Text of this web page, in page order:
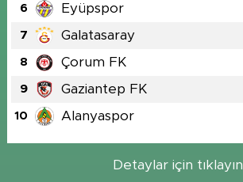
6 Eyüpspor
7 Galatasaray
8 Çorum FK
9 Gaziantep FK
10 Alanyaspor
Detaylar için tıklayın